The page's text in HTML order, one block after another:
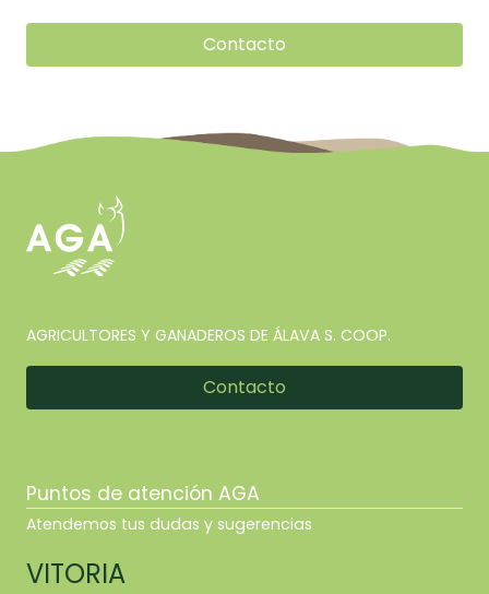
Contacto
AGRICULTORES Y GANADEROS DE ÁLAVA S. COOP.
Contacto
Puntos de atención AGA
Atendemos tus dudas y sugerencias
VITORIA